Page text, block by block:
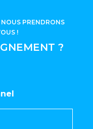
?
NOUS PRENDRONS
!